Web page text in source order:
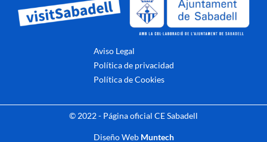
Aviso Legal
Política de privacidad
Política de Cookies
© 2022 - Página oficial CE Sabadell
Diseño Web Muntech